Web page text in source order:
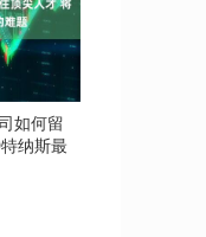
如何留
纳斯最